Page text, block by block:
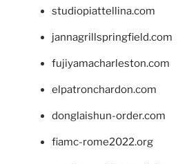
studiopiattellina.com
jannagrillspringfield.com
fujiyamacharleston.com
elpatronchardon.com
donglaishun-order.com
fiamc-rome2022.org